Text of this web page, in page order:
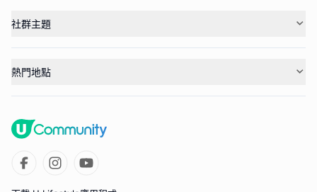
社群主題
熱門地點